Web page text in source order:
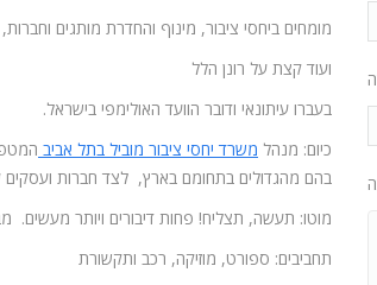
מומחים ביחסי ציבור, מינוף והחדרת מותגים וחברות,
ועוד קצת על רונן הלל
בעברו עיתונאי ודובר הוועד האולימפי בישראל.
כיום: מנהל משרד יחסי ציבור מוביל בתל אביב
בהם מהגדולים בתחומם בארץ, לצד חברות ועסקים
מוטו: תעשה, תצליח! פחות דיבורים ויותר מעשים.
תחביבים: ספורט, מוזיקה, רכב ותקשורת